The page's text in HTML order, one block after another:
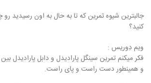
جالبترین شیوه تمرین که تا به حال به اون رسیدید
کنید؟
ویم دِوریس :
فکر میکنم تمرین سینگل پارادیدل و دابل
و همینطور دست راست و پای راست.